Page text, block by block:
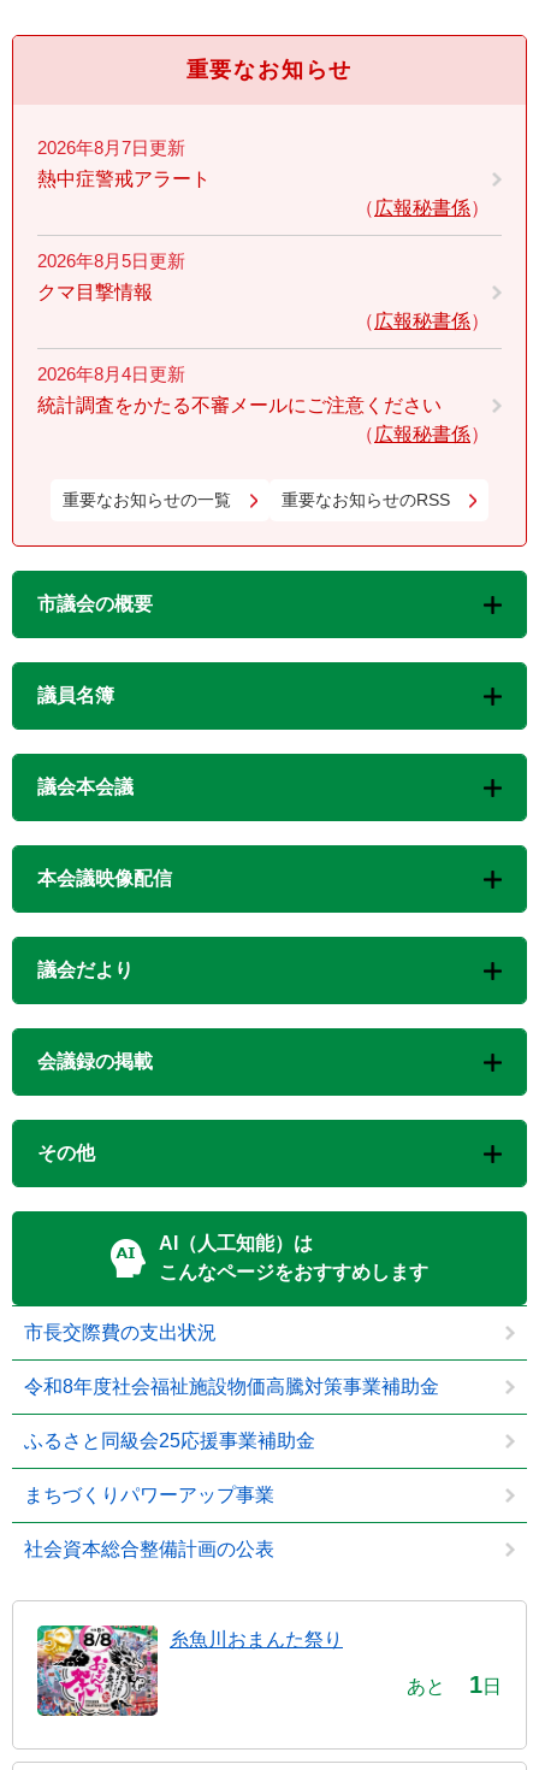
重要なお知らせ
2026年8月7日更新
熱中症警戒アラート
広報秘書係
2026年8月5日更新
クマ目撃情報
広報秘書係
2026年8月4日更新
統計調査をかたる不審メールにご注意ください
広報秘書係
重要なお知らせの一覧 重要なお知らせのRSS
市議会の概要
議員名簿
議会本会議
本会議映像配信
議会だより
会議録の掲載
その他
AI（人工知能）は
こんなページをおすすめします
市長交際費の支出状況
令和8年度社会福祉施設物価高騰対策事業補助金
ふるさと同級会25応援事業補助金
まちづくりパワーアップ事業
社会資本総合整備計画の公表
糸魚川おまんた祭り
あと 1日